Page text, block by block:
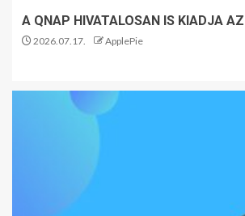
A QNAP HIVATALOSAN IS KIADJA
2026.07.17. ApplePie